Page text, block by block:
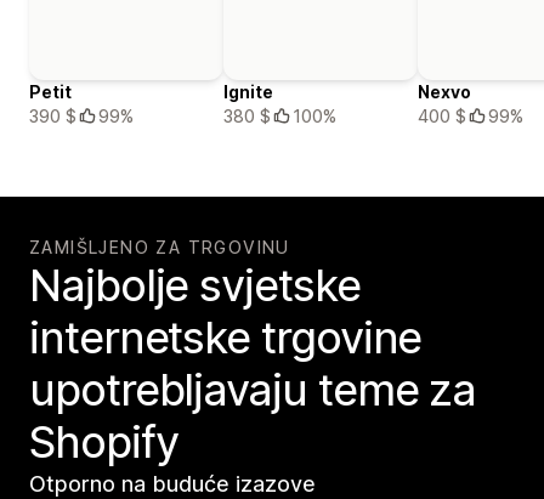
Petit
390 $
99%
Ignite
380 $
100%
Nexvo
400 $
99%
ZAMIŠLJENO ZA TRGOVINU
Najbolje svjetske
internetske trgovine
upotrebljavaju teme za
Shopify
Otporno na buduće izazove